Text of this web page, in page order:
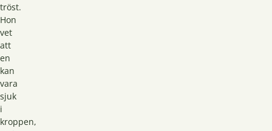
tröst.
Hon
vet
att
en
kan
vara
sjuk
i
kroppen,